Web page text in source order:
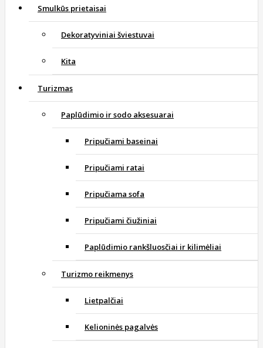
Smulkūs prietaisai
Dekoratyviniai šviestuvai
Kita
Turizmas
Paplūdimio ir sodo aksesuarai
Pripučiami baseinai
Pripučiami ratai
Pripučiama sofa
Pripučiami čiužiniai
Paplūdimio rankšluosčiai ir kilimėliai
Turizmo reikmenys
Lietpalčiai
Kelioninės pagalvės